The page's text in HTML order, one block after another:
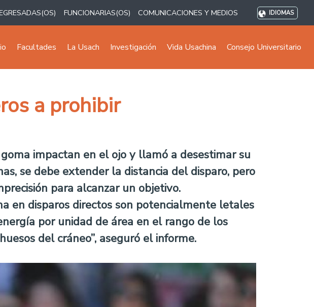
FUNCIONARIAS(OS) COMUNICACIONES Y MEDIOS IDIOMAS
Facultades La Usach Investigación Vida Usachina Consejo Universitario
a prohibir
impactan en el ojo y llamó a desestimar su
se debe extender la distancia del disparo, pero
para alcanzar un objetivo.
en disparos directos son potencialmente letales
por unidad de área en el rango de los
del cráneo”, aseguró el informe.